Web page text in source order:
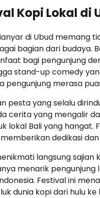
Kopi Lokal di
di Ubud memang
bagian dari budaya.
bagi pengunjung
stand-up comedy
merasa
pesta yang selalu
cerita yang mengalir
lokal Bali yang
dedikasi
langsung
menarik
Festival ini
dunia kopi dari hulu